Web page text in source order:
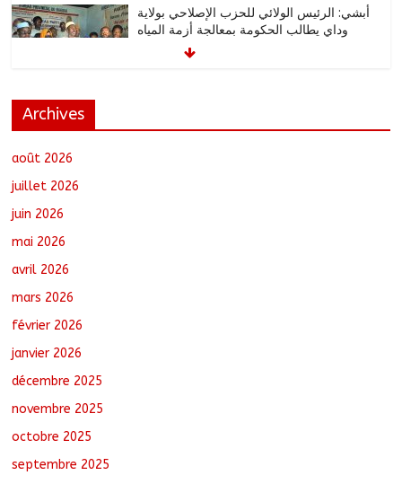
أبشي: الرئيس الولائي للحزب الإصلاحي بولاية
وداي يطالب الحكومة بمعالجة أزمة المياه
au marché moderne
Archives
août 2026
juillet 2026
juin 2026
mai 2026
avril 2026
mars 2026
février 2026
janvier 2026
décembre 2025
novembre 2025
octobre 2025
septembre 2025